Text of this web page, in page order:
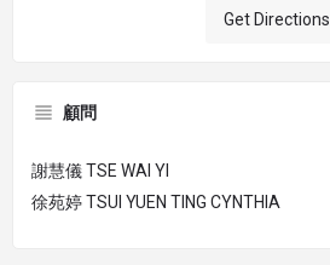
Get Directions
顧問
謝慧儀 TSE WAI YI
徐苑婷 TSUI YUEN TING CYNTHIA